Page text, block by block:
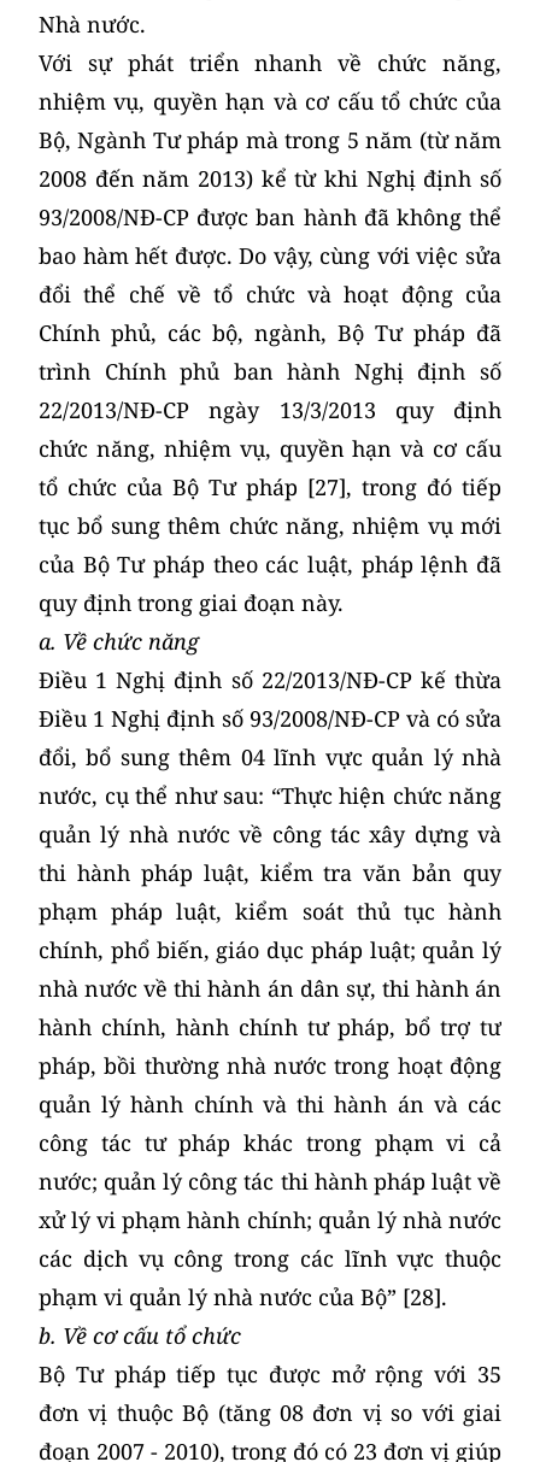
Nhà nước.
Với sự phát triển nhanh về chức năng,
nhiệm vụ, quyền hạn và cơ cấu tổ chức của
Bộ, Ngành Tư pháp mà trong 5 năm (từ năm
2008 đến năm 2013) kể từ khi Nghị định số
93/2008/NĐ-CP được ban hành đã không thể
bao hàm hết được. Do vậy, cùng với việc sửa
đổi thể chế về tổ chức và hoạt động của
Chính phủ, các bộ, ngành, Bộ Tư pháp đã
trình Chính phủ ban hành Nghị định số
22/2013/NĐ-CP ngày 13/3/2013 quy định
chức năng, nhiệm vụ, quyền hạn và cơ cấu
tổ chức của Bộ Tư pháp [27], trong đó tiếp
tục bổ sung thêm chức năng, nhiệm vụ mới
của Bộ Tư pháp theo các luật, pháp lệnh đã
quy định trong giai đoạn này.
a. Về chức năng
Điều 1 Nghị định số 22/2013/NĐ-CP kế thừa
Điều 1 Nghị định số 93/2008/NĐ-CP và có sửa
đổi, bổ sung thêm 04 lĩnh vực quản lý nhà
nước, cụ thể như sau: “Thực hiện chức năng
quản lý nhà nước về công tác xây dựng và
thi hành pháp luật, kiểm tra văn bản quy
phạm pháp luật, kiểm soát thủ tục hành
chính, phổ biến, giáo dục pháp luật; quản lý
nhà nước về thi hành án dân sự, thi hành án
hành chính, hành chính tư pháp, bổ trợ tư
pháp, bồi thường nhà nước trong hoạt động
quản lý hành chính và thi hành án và các
công tác tư pháp khác trong phạm vi cả
nước; quản lý công tác thi hành pháp luật về
xử lý vi phạm hành chính; quản lý nhà nước
các dịch vụ công trong các lĩnh vực thuộc
phạm vi quản lý nhà nước của Bộ” [28].
b. Về cơ cấu tổ chức
Bộ Tư pháp tiếp tục được mở rộng với 35
đơn vị thuộc Bộ (tăng 08 đơn vị so với giai
đoạn 2007 - 2010), trong đó có 23 đơn vị giúp